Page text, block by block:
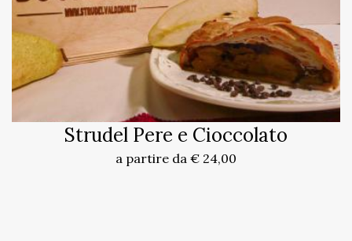
Strudel Pere e Cioccolato
a partire da € 24,00